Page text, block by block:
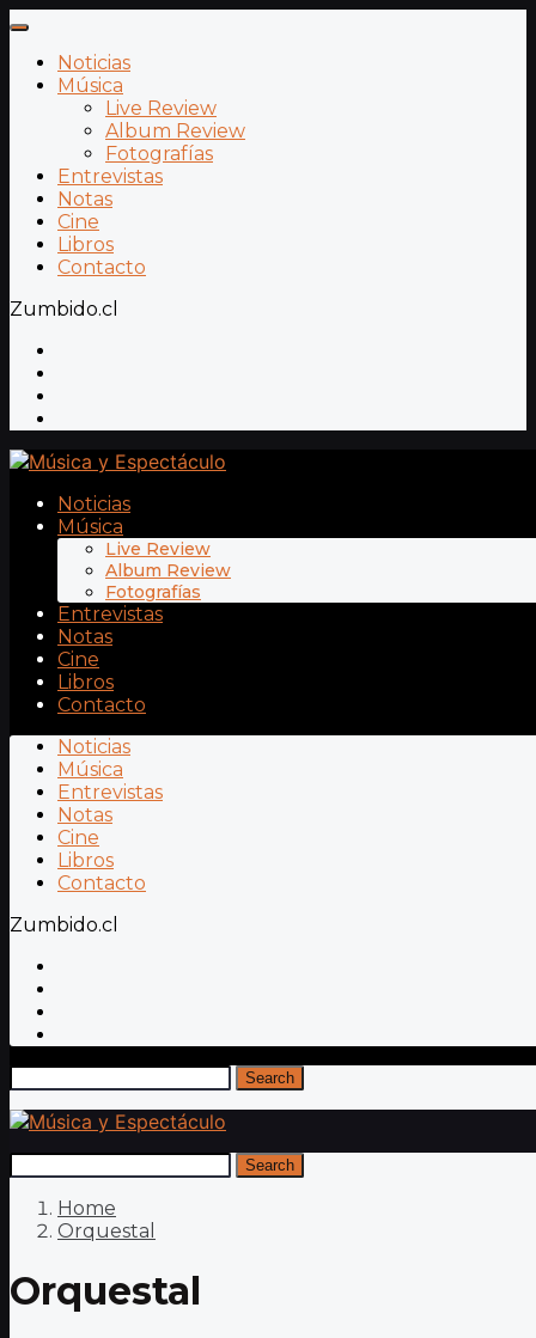
Noticias
Música
Live Review
Album Review
Fotografías
Entrevistas
Notas
Cine
Libros
Contacto
Zumbido.cl
Noticias
Música
Live Review
Album Review
Fotografías
Entrevistas
Notas
Cine
Libros
Contacto
Noticias
Música
Entrevistas
Notas
Cine
Libros
Contacto
Zumbido.cl
Search
Search
Home
Orquestal
Orquestal